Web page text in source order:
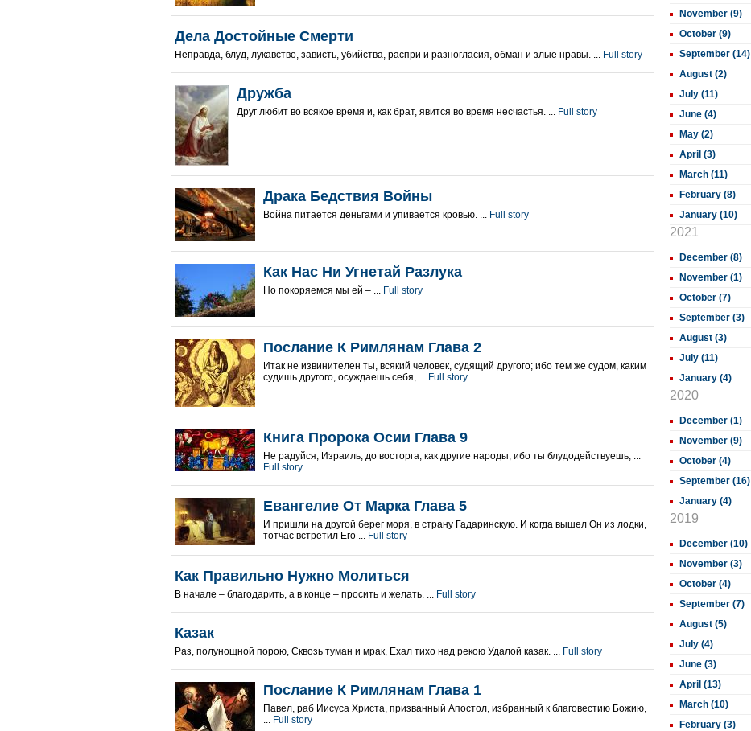
Дела Достойные Смерти
Неправда, блуд, лукавство, зависть, убийства, распри и разногласия, обман и злые нравы. ... Full story
Дружба
Друг любит во всякое время и, как брат, явится во время несчастья. ... Full story
Драка Бедствия Войны
Война питается деньгами и упивается кровью. ... Full story
Как Нас Ни Угнетай Разлука
Но покоряемся мы ей – ... Full story
Послание К Римлянам Глава 2
Итак не извинителен ты, всякий человек, судящий другого; ибо тем же судом, каким
судишь другого, осуждаешь себя, ... Full story
Книга Пророка Осии Глава 9
Не радуйся, Израиль, до восторга, как другие народы, ибо ты блудодействуешь, ...
Full story
Евангелие От Марка Глава 5
И пришли на другой берег моря, в страну Гадаринскую. И когда вышел Он из лодки,
тотчас встретил Его ... Full story
Как Правильно Нужно Молиться
В начале – благодарить, а в конце – просить и желать. ... Full story
Казак
Раз, полунощной порою, Сквозь туман и мрак, Ехал тихо над рекою Удалой казак. ... Full story
Послание К Римлянам Глава 1
Павел, раб Иисуса Христа, призванный Апостол, избранный к благовестию Божию,
... Full story
November (9)
October (9)
September (14)
August (2)
July (11)
June (4)
May (2)
April (3)
March (11)
February (8)
January (10)
2021
December (8)
November (1)
October (7)
September (3)
August (3)
July (11)
January (4)
2020
December (1)
November (9)
October (4)
September (16)
January (4)
2019
December (10)
November (3)
October (4)
September (7)
August (5)
July (4)
June (3)
April (13)
March (10)
February (3)